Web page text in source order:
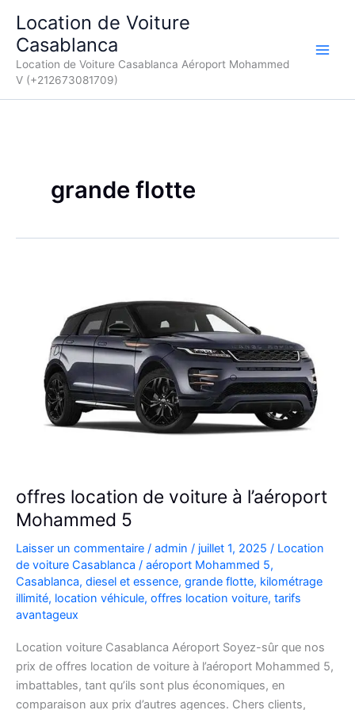
contenu
Location de Voiture
Casablanca
Location de Voiture Casablanca Aéroport Mohammed
V (+212673081709)
grande flotte
offres location de voiture à l’aéroport
Mohammed 5
Laisser un commentaire / admin / juillet 1, 2025 / Location
de voiture Casablanca / aéroport Mohammed 5,
Casablanca, diesel et essence, grande flotte, kilométrage
illimité, location véhicule, offres location voiture, tarifs
avantageux
Location voiture Casablanca Aéroport Soyez-sûr que nos
prix de offres location de voiture à l’aéroport Mohammed 5,
imbattables, tant qu’ils sont plus économiques, en
comparaison aux prix d’autres agences. Chers clients,